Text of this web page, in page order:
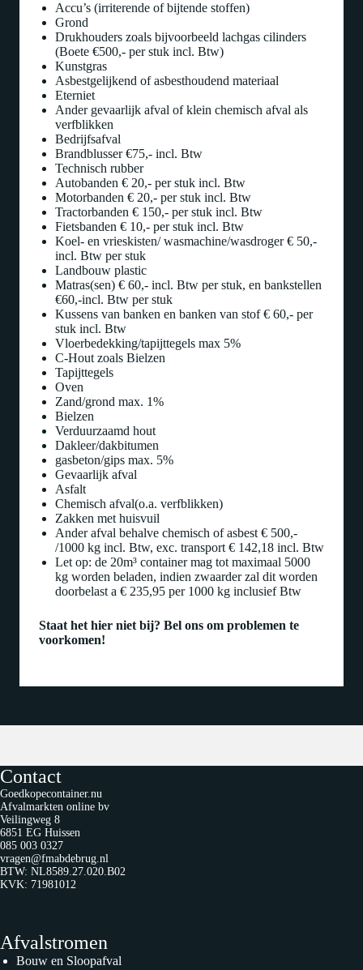
Accu’s (irriterende of bijtende stoffen)
Grond
Drukhouders zoals bijvoorbeeld lachgas cilinders
(Boete €500,- per stuk incl. Btw)
Kunstgras
Asbestgelijkend of asbesthoudend materiaal
Eterniet
Ander gevaarlijk afval of klein chemisch afval als
verfblikken
Bedrijfsafval
Brandblusser €75,- incl. Btw
Technisch rubber
Autobanden € 20,- per stuk incl. Btw
Motorbanden € 20,- per stuk incl. Btw
Tractorbanden € 150,- per stuk incl. Btw
Fietsbanden € 10,- per stuk incl. Btw
Koel- en vrieskisten/ wasmachine/wasdroger € 50,-
incl. Btw per stuk
Landbouw plastic
Matras(sen) € 60,- incl. Btw per stuk, en bankstellen
€60,-incl. Btw per stuk
Kussens van banken en banken van stof € 60,- per
stuk incl. Btw
Vloerbedekking/tapijttegels max 5%
C-Hout zoals Bielzen
Tapijttegels
Oven
Zand/grond max. 1%
Bielzen
Verduurzaamd hout
Dakleer/dakbitumen
gasbeton/gips max. 5%
Gevaarlijk afval
Asfalt
Chemisch afval(o.a. verfblikken)
Zakken met huisvuil
Ander afval behalve chemisch of asbest € 500,-
/1000 kg incl. Btw, exc. transport € 142,18 incl. Btw
Let op: de 20m³ container mag tot maximaal 5000
kg worden beladen, indien zwaarder zal dit worden
doorbelast a € 235,95 per 1000 kg inclusief Btw
Staat het hier niet bij? Bel ons om problemen te
voorkomen!
Contact
Goedkopecontainer.nu
Afvalmarkten online bv
Veilingweg 8
6851 EG Huissen
085 003 0327
vragen@fmabdebrug.nl
BTW: NL8589.27.020.B02
KVK: 71981012
Afvalstromen
Bouw en Sloopafval